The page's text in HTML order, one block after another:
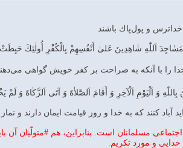
خداترس و پول‌پاك باشند
اَللّٰهِ شٰاهِدِينَ عَلىٰ أَنْفُسِهِمْ بِالْكُفْرِ أُولٰئِكَ حَبِطَتْ
را با آنكه به صراحت بر كفر خويش گواهى
وَ اَلْيَوْمِ اَلْآخِرِ وَ أَقٰامَ اَلصَّلاٰةَ وَ آتَى اَلزَّكٰاةَ وَ لَمْ
آباد كنند كه به خدا و روز قيامت ايمان دارند و
مسلمانان است. بنابراين، هم #متولّيان
و مورد تكريم.